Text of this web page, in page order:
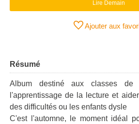
Lire Demain
Ajouter aux
Résumé
Album destiné aux classes de
l'apprentissage de la lecture et
des difficultés ou les enfants dysle
C'est l'automne, le moment idéal